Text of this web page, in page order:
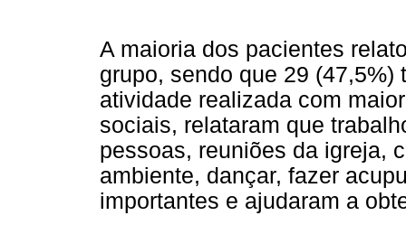
A maioria dos pacientes
grupo, sendo que 29
atividade realizada com
sociais, relataram que
pessoas, reuniões da igreja,
ambiente, dançar, fazer
importantes e ajudaram a